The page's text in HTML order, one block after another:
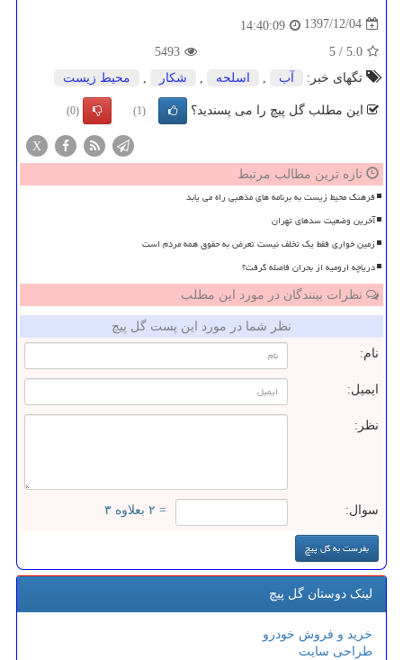
1397/12/04
14:40:09
5.0
/
5
5493
تگهای خبر:
آب اسلحه شكار محیط زیست
این مطلب گل پیچ را می پسندید؟ (1)
(0)
X
تازه ترین مطالب مرتبط
فرهنگ محیط زیست به برنامه های مذهبی راه می یابد
آخرین وضعیت سدهای تهران
زمین خواری فقط یک تخلف نیست تعرض به حقوق همه مردم است
دریاچه ارومیه از بحران فاصله گرفت؟
نظرات بینندگان در مورد این مطلب
نظر شما در مورد این پست گل پیچ
نام:
ایمیل:
نظر:
سوال: = ۲ بعلاوه ۳
لینک دوستان گل پیچ
خرید و فروش خودرو
طراحی سایت